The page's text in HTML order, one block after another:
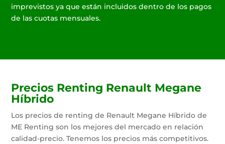
imprevistos ya que están incluidos dentro de los pagos
de las cuotas mensuales.
Precios Renting Renault Megane
Híbrido
Los precios de renting de Renault Megane Híbrido de
ME Renting son los mejores del mercado en relación
calidad-precio. Tenemos los precios más competitivos.